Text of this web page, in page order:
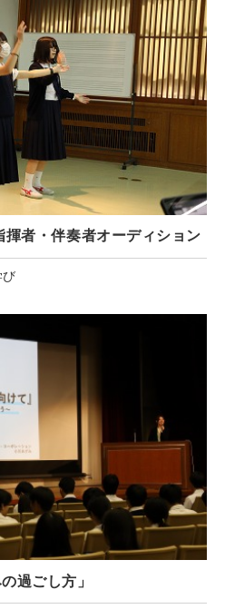
者・伴奏者オーディション
び
過ごし方」